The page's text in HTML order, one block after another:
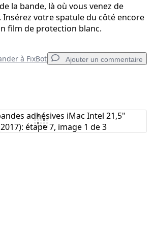
la bande, là où vous venez de
votre spatule du côté encore
film de protection blanc.
à FixBot Ajouter un commentaire